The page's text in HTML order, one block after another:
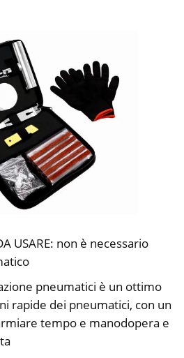
USARE: non è necessario
pneumatici è un ottimo
rapide dei pneumatici, con un
tempo e manodopera e